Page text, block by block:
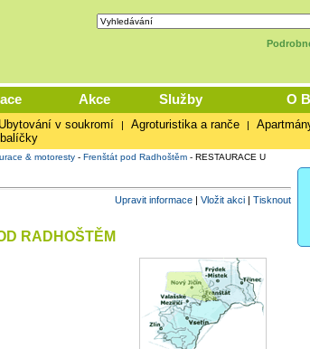
Akce Služby O
Ubytování v soukromí | Agroturistika a ranče |
& motoresty- Frenštát pod Radhoštěm- RESTAURACE U
Upravit informace| Vložit akci| Tisknout
RADHOŠTĚM